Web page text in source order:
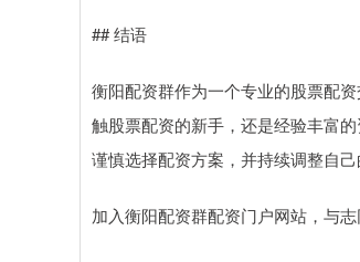
## 结语
衡阳配资群作为一个专业的股票配
触股票配资的新手，还是经验丰富
谨慎选择配资方案，并持续调整自
加入衡阳配资群配资门户网站，与